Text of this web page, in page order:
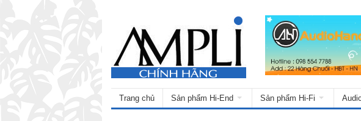
Trang chủ Sản phẩm Hi-End Sản phẩm Hi-Fi